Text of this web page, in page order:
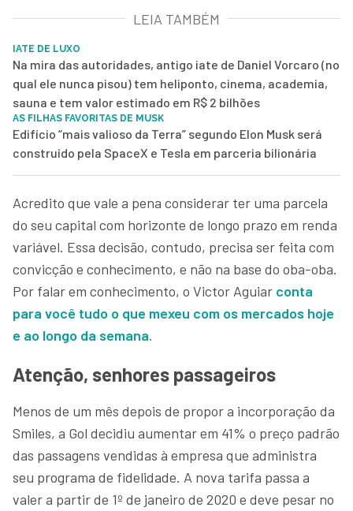
LEIA TAMBÉM
IATE DE LUXO
Na mira das autoridades, antigo iate de Daniel Vorcaro (no
qual ele nunca pisou) tem heliponto, cinema, academia,
sauna e tem valor estimado em R$ 2 bilhões
AS FILHAS FAVORITAS DE MUSK
Edifício “mais valioso da Terra” segundo Elon Musk será
construído pela SpaceX e Tesla em parceria bilionária
Acredito que vale a pena considerar ter uma parcela
do seu capital com horizonte de longo prazo em renda
variável. Essa decisão, contudo, precisa ser feita com
convicção e conhecimento, e não na base do oba-oba.
Por falar em conhecimento, o Victor Aguiar conta
para você tudo o que mexeu com os mercados hoje
e ao longo da semana.
Atenção, senhores passageiros
Menos de um mês depois de propor a incorporação da
Smiles, a Gol decidiu aumentar em 41% o preço padrão
das passagens vendidas à empresa que administra
seu programa de fidelidade. A nova tarifa passa a
valer a partir de 1º de janeiro de 2020 e deve pesar no